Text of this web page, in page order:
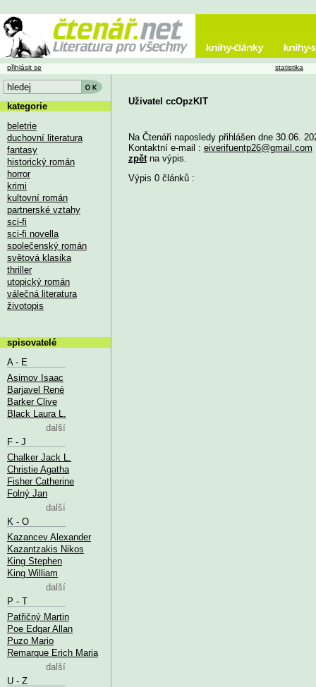
Uživatel ccOpzKlT
Na Čtenáři naposledy přihlášen dne 30.06.
Kontaktní e-mail : eiverifuentp26@gmail.com
zpětna výpis.
Výpis 0 článků :
přihlásit se statistika
kategorie
beletrie
duchovní literatura
fantasy
historický román
horror
krimi
kultovní román
partnerské vztahy
sci-fi
sci-fi novella
společenský román
světová klasika
thriller
utopický román
válečná literatura
životopis
spisovatelé
A - E
Asimov Isaac
Barjavel René
Barker Clive
Black Laura L.
další
F - J
Chalker Jack L.
Christie Agatha
Fisher Catherine
Folný Jan
další
K - O
Kazancev Alexander
Kazantzakis Nikos
King Stephen
King William
další
P - T
Patřičný Martin
Poe Edgar Allan
Puzo Mario
Remarque Erich Maria
další
U - Z